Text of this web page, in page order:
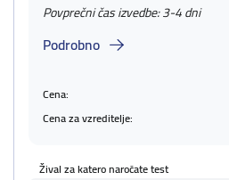
Povprečni čas izvedbe: 3-4 dni
Podrobno
Cena:
Cena za vzreditelje:
Žival za katero naročate test